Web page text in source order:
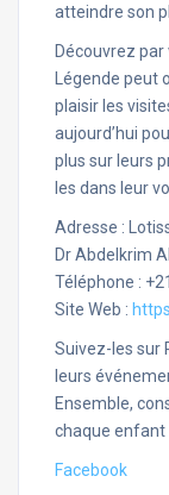
atteindre son
Découvrez
Légende
plaisir les
aujourd’hui
plus sur leurs
les dans leur
Adresse :
Dr Abdelkrim
Téléphone :
Site Web :
Suivez-les sur
leurs
Ensemble,
chaque enfant
Facebook